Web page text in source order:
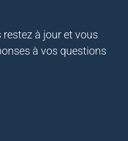
restez à jour et vous
à vos questions